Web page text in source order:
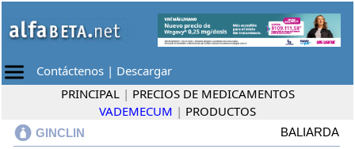
Contáctenos | Descargar
PRINCIPAL | PRECIOS DE MEDICAMENTOS
VADEMECUM | PRODUCTOS
GINCLIN
BALIARDA